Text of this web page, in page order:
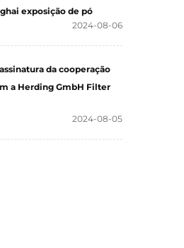
exposição de pó
2024-08-06
da cooperação
a Herding GmbH Filter
2024-08-05